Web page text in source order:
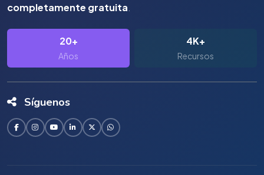
completamente gratuita.
20+
Años
4K+
Recursos
Síguenos